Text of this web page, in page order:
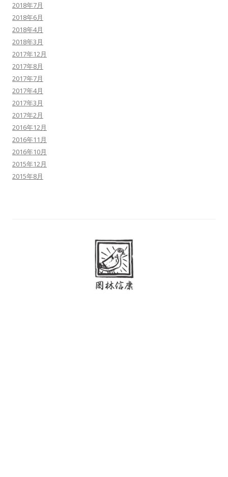
2018年7月
2018年6月
2018年4月
2018年3月
2017年12月
2017年8月
2017年7月
2017年4月
2017年3月
2017年2月
2016年12月
2016年11月
2016年10月
2015年12月
2015年8月